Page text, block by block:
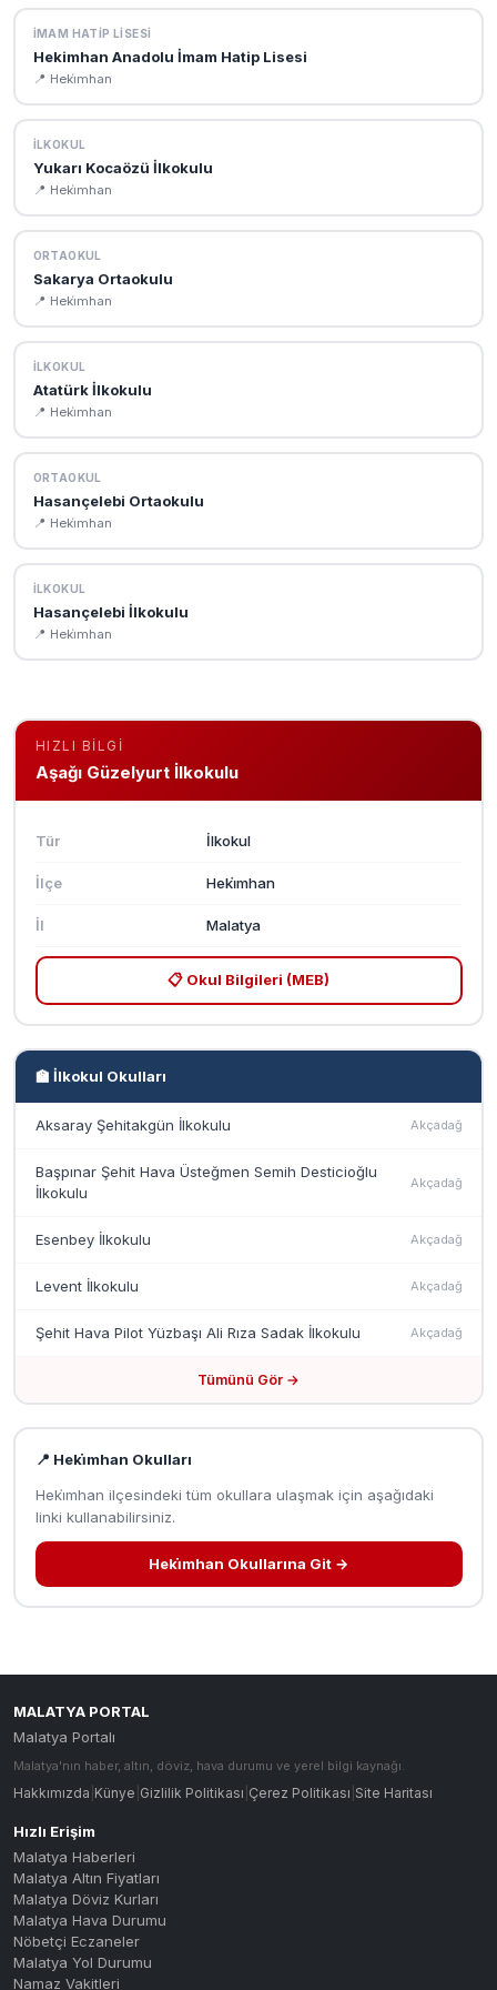
İMAM HATIP LISESI
Hekimhan Anadolu İmam Hatip Lisesi
📍 Heki̇mhan
İLKOKUL
Yukarı Kocaözü İlkokulu
📍 Heki̇mhan
ORTAOKUL
Sakarya Ortaokulu
📍 Heki̇mhan
İLKOKUL
Atatürk İlkokulu
📍 Heki̇mhan
ORTAOKUL
Hasançelebi Ortaokulu
📍 Heki̇mhan
İLKOKUL
Hasançelebi İlkokulu
📍 Heki̇mhan
HIZLI BILGI
Aşağı Güzelyurt İlkokulu
Tür İlkokul
İlçe Heki̇mhan
İl Malatya
📋 Okul Bilgileri (MEB)
🏫 İlkokul Okulları
Aksaray Şehitakgün İlkokulu Akçadağ
Başpınar Şehit Hava Üsteğmen Semih Desticioğlu
İlkokulu
Akçadağ
Esenbey İlkokulu Akçadağ
Levent İlkokulu Akçadağ
Şehit Hava Pilot Yüzbaşı Ali Rıza Sadak İlkokulu Akçadağ
Tümünü Gör →
📍 Heki̇mhan Okulları
Heki̇mhan ilçesindeki tüm okullara ulaşmak için aşağıdaki
linki kullanabilirsiniz.
Heki̇mhan Okullarına Git →
MALATYA PORTAL
Malatya Portalı
Malatya'nın haber, altın, döviz, hava durumu ve yerel bilgi kaynağı.
Hakkımızda Künye Gizlilik Politikası Çerez Politikası Site Haritası
Hızlı Erişim
Malatya Haberleri
Malatya Altın Fiyatları
Malatya Döviz Kurları
Malatya Hava Durumu
Nöbetçi Eczaneler
Malatya Yol Durumu
Namaz Vakitleri